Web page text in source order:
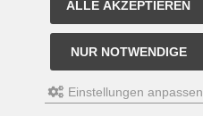
ALLE AKZEPTIEREN
NUR NOTWENDIGE
Einstellungen anpassen